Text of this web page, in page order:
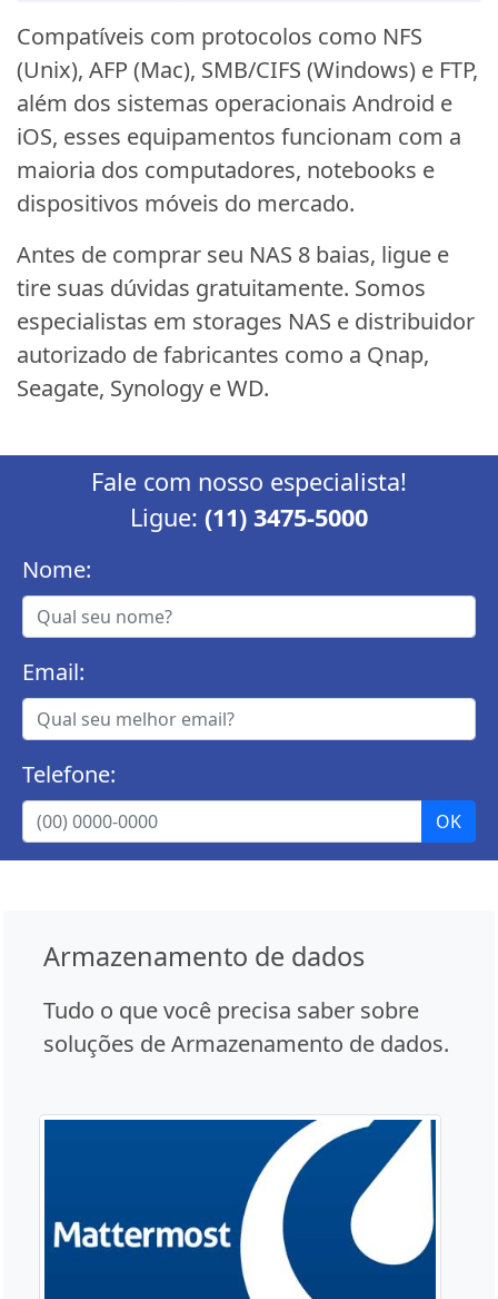
Compatíveis com protocolos como NFS
(Unix), AFP (Mac), SMB/CIFS (Windows) e FTP,
além dos sistemas operacionais Android e
iOS, esses equipamentos funcionam com a
maioria dos computadores, notebooks e
dispositivos móveis do mercado.
Antes de comprar seu NAS 8 baias, ligue e
tire suas dúvidas gratuitamente. Somos
especialistas em storages NAS e distribuidor
autorizado de fabricantes como a Qnap,
Seagate, Synology e WD.
Fale com nosso especialista!
Ligue: (11) 3475-5000
Nome:
Email:
Telefone:
Armazenamento de dados
Tudo o que você precisa saber sobre
soluções de Armazenamento de dados.